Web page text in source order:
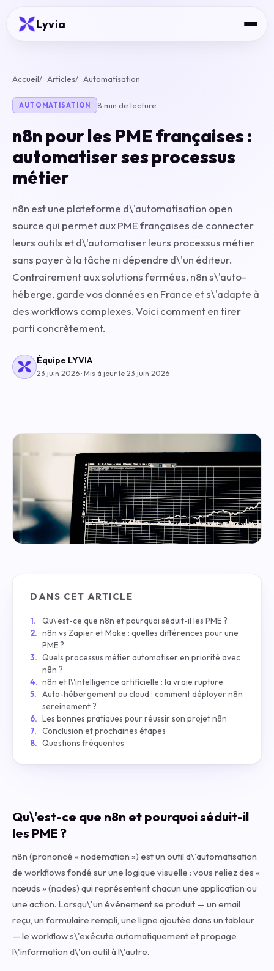
Lyvia
Accueil Articles Automatisation
AUTOMATISATION 8 min de lecture
n8n pour les PME françaises :
automatiser ses processus
métier
n8n est une plateforme d\'automatisation open
source qui permet aux PME françaises de connecter
leurs outils et d\'automatiser leurs processus métier
sans payer à la tâche ni dépendre d\'un éditeur.
Contrairement aux solutions fermées, n8n s\'auto-
héberge, garde vos données en France et s\'adapte à
des workflows complexes. Voici comment en tirer
parti concrètement.
Équipe LYVIA
23 juin 2026 · Mis à jour le 23 juin 2026
DANS CET ARTICLE
Qu\'est-ce que n8n et pourquoi séduit-il les PME ?
n8n vs Zapier et Make : quelles différences pour une
PME ?
Quels processus métier automatiser en priorité avec
n8n ?
n8n et l\'intelligence artificielle : la vraie rupture
Auto-hébergement ou cloud : comment déployer n8n
sereinement ?
Les bonnes pratiques pour réussir son projet n8n
Conclusion et prochaines étapes
Questions fréquentes
Qu\'est-ce que n8n et pourquoi séduit-il
les PME ?
n8n (prononcé « nodemation ») est un outil d\'automatisation
de workflows fondé sur une logique visuelle : vous reliez des «
nœuds » (nodes) qui représentent chacun une application ou
une action. Lorsqu\'un événement se produit — un email
reçu, un formulaire rempli, une ligne ajoutée dans un tableur
— le workflow s\'exécute automatiquement et propage
l\'information d\'un outil à l\'autre.